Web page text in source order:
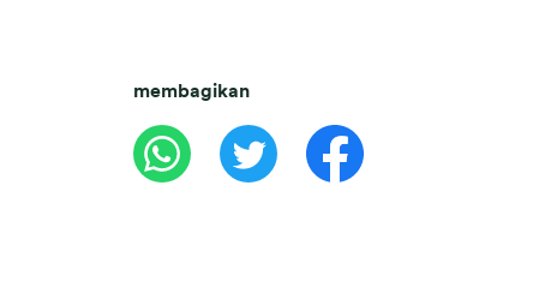
membagikan